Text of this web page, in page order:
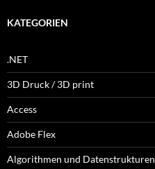
KATEGORIEN
.NET
3D Druck / 3D print
Access
Adobe Flex
Algorithmen und Datenstrukturen